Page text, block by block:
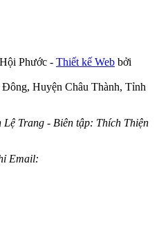
Phước - Thiết kế Web bởi
Huyện Châu Thành, Tỉnh
Trang - Biên tập: Thích Thiện
Email: